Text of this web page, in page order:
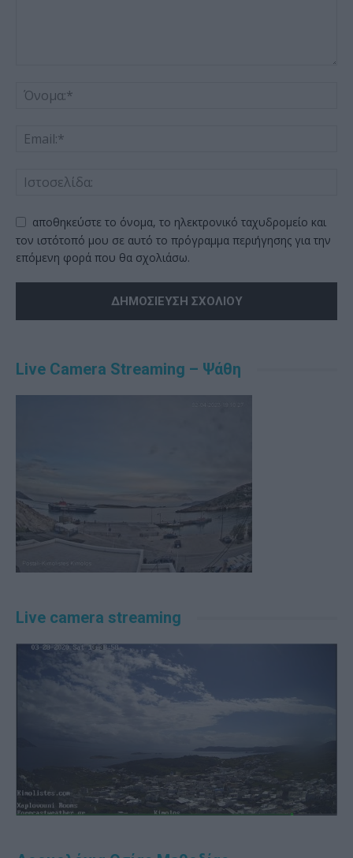
αποθηκεύστε το όνομα, το ηλεκτρονικό ταχυδρομείο και
τον ιστότοπό μου σε αυτό το πρόγραμμα περιήγησης για την
επόμενη φορά που θα σχολιάσω.
Live Camera Streaming – Ψάθη
Live camera streaming